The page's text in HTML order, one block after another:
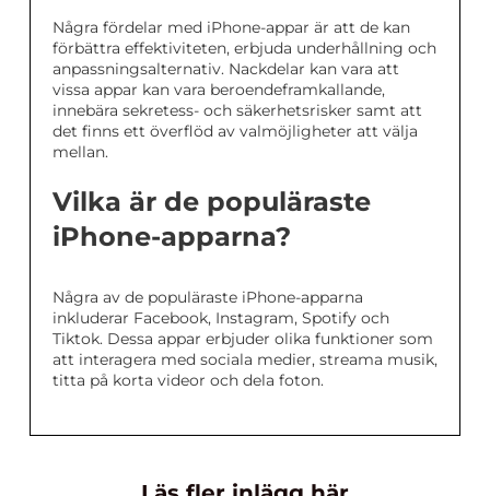
Några fördelar med iPhone-appar är att de kan
förbättra effektiviteten, erbjuda underhållning och
anpassningsalternativ. Nackdelar kan vara att
vissa appar kan vara beroendeframkallande,
innebära sekretess- och säkerhetsrisker samt att
det finns ett överflöd av valmöjligheter att välja
mellan.
Vilka är de populäraste
iPhone-apparna?
Några av de populäraste iPhone-apparna
inkluderar Facebook, Instagram, Spotify och
Tiktok. Dessa appar erbjuder olika funktioner som
att interagera med sociala medier, streama musik,
titta på korta videor och dela foton.